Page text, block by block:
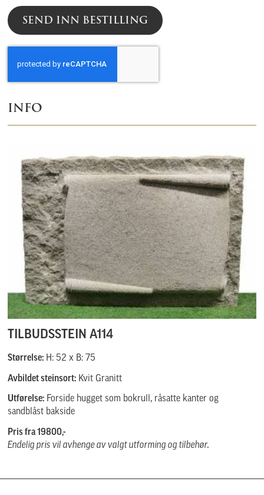
INFO
TILBUDSSTEIN A114
Størrelse: H: 52 x B: 75
Avbildet steinsort: Kvit Granitt
Utførelse: Forside hugget som bokrull, råsatte kanter og
sandblåst bakside
Pris fra 19800,-
Endelig pris vil avhenge av valgt utforming og tilbehør.
SEND INN BESTILLING